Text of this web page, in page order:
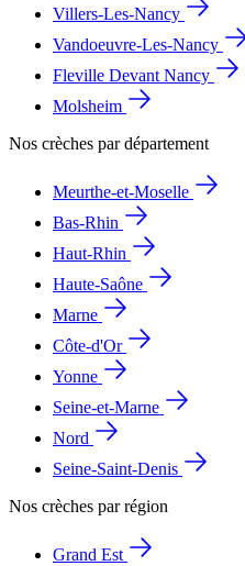
Villers-Les-Nancy
Vandoeuvre-Les-Nancy
Fleville Devant Nancy
Molsheim
Nos crèches par département
Meurthe-et-Moselle
Bas-Rhin
Haut-Rhin
Haute-Saône
Marne
Côte-d'Or
Yonne
Seine-et-Marne
Nord
Seine-Saint-Denis
Nos crèches par région
Grand Est